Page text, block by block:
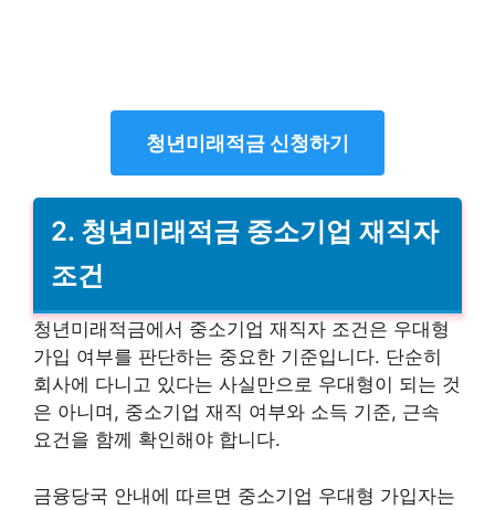
청년미래적금 신청하기
2. 청년미래적금 중소기업 재직자
조건
청년미래적금에서 중소기업 재직자 조건은 우대형
가입 여부를 판단하는 중요한 기준입니다. 단순히
회사에 다니고 있다는 사실만으로 우대형이 되는 것
은 아니며, 중소기업 재직 여부와 소득 기준, 근속
요건을 함께 확인해야 합니다.
금융당국 안내에 따르면 중소기업 우대형 가입자는